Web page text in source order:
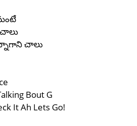
చాలు
చాలు
Bout G
It Ah Lets Go!